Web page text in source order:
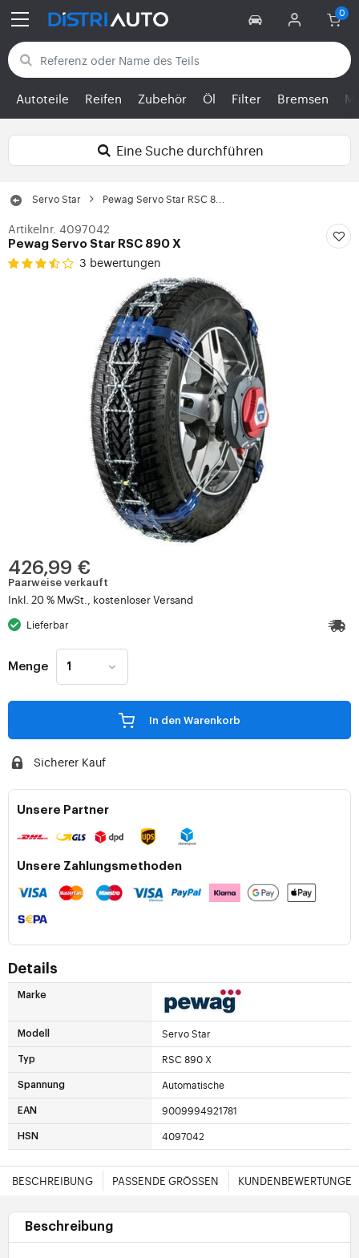
Zurück zu den Kategorien
Autoteile Reifen Zubehör Öl Filter Bremsen
Eine Suche durchführen
Servo Star Pewag Servo Star RSC 8...
Artikelnr. 4097042
Pewag Servo Star RSC 890 X
3 bewertungen
426,99 €
Paarweise verkauft
Inkl. 20 % MwSt., kostenloser Versand
Lieferbar
Menge
In den Warenkorb
Sicherer Kauf
Unsere Partner
Unsere Zahlungsmethoden
Details
Marke
Modell Servo Star
Typ RSC 890 X
Spannung Automatische
EAN 9009994921781
HSN 4097042
BESCHREIBUNG PASSENDE GRÖSSEN KUNDENBEWERTUNGEN
Beschreibung